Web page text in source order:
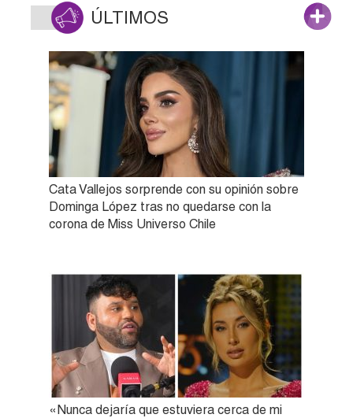
ÚLTIMOS
Cata Vallejos sorprende con su opinión sobre
Dominga López tras no quedarse con la
corona de Miss Universo Chile
«Nunca dejaría que estuviera cerca de mi